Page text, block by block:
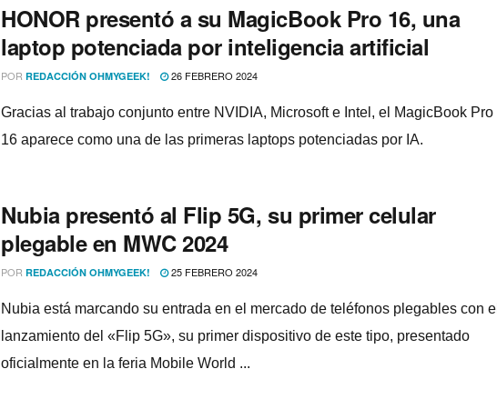
HONOR presentó a su MagicBook Pro 16, una
laptop potenciada por inteligencia artificial
POR REDACCIÓN OHMYGEEK! 26 FEBRERO 2024
Gracias al trabajo conjunto entre NVIDIA, Microsoft e Intel, el MagicBook Pro
16 aparece como una de las primeras laptops potenciadas por IA.
Nubia presentó al Flip 5G, su primer celular
plegable en MWC 2024
POR REDACCIÓN OHMYGEEK! 25 FEBRERO 2024
Nubia está marcando su entrada en el mercado de teléfonos plegables con el
lanzamiento del «Flip 5G», su primer dispositivo de este tipo, presentado
oficialmente en la feria Mobile World ...